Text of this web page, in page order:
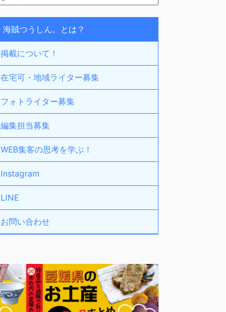
海賊つうしん。とは？
掲載について！
在宅可・地域ライター募集
フォトライター募集
編集担当募集
WEB集客の思考を学ぶ！
Instagram
LINE
お問い合わせ